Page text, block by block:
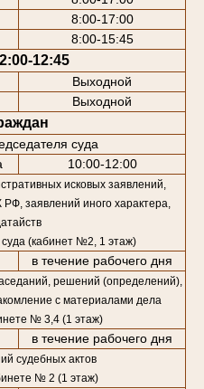
8:00-17:00
8:00-15:45
12:45
Выходной
Выходной
суда
10:00-12:00
исковых заявлений,
заявлений иного характера,
(кабинет №2, 1 этаж)
в течение рабочего дня
решений (определений),
с материалами дела
№ 3,4 (1 этаж)
в течение рабочего дня
судебных актов
№ 2 (1 этаж)